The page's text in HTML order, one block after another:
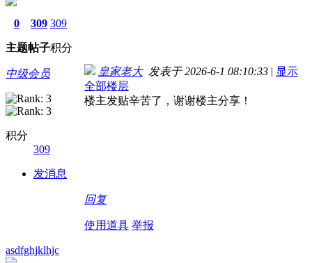
0
主题
309
帖子
309
积分
中级会员
积分
309
发消息
皇家老大发表于 2026-6-1 08:10:33 | 显示
全部楼层
楼主发贴辛苦了，谢谢楼主分享！
回复
使用道具 举报
asdfghjklhjc